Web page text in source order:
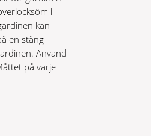
i
kan
en stång
Använd
på varje